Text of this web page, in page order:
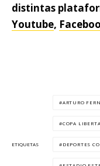
distintas
Youtube,
ETIQUETAS
ARTURO
COPA
DEPORTES